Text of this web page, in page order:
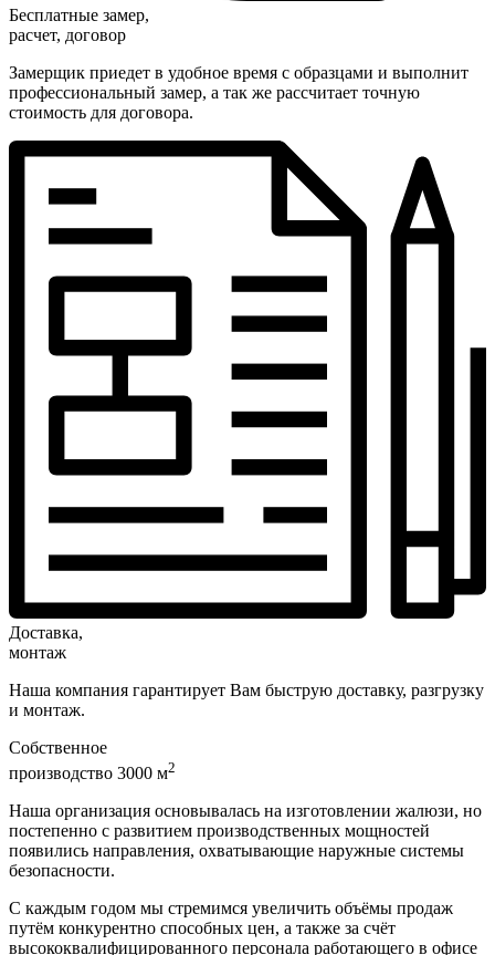
Бесплатные замер,
расчет, договор
Замерщик приедет в удобное время с образцами и выполнит
профессиональный замер, а так же рассчитает точную
стоимость для договора.
Доставка,
монтаж
Наша компания гарантирует Вам быструю доставку, разгрузку
и монтаж.
Собственное
производство 3000 м2
Наша организация основывалась на изготовлении жалюзи, но
постепенно с развитием производственных мощностей
появились направления, охватывающие наружные системы
безопасности.
С каждым годом мы стремимся увеличить объёмы продаж
путём конкурентно способных цен, а также за счёт
высококвалифицированного персонала работающего в офисе